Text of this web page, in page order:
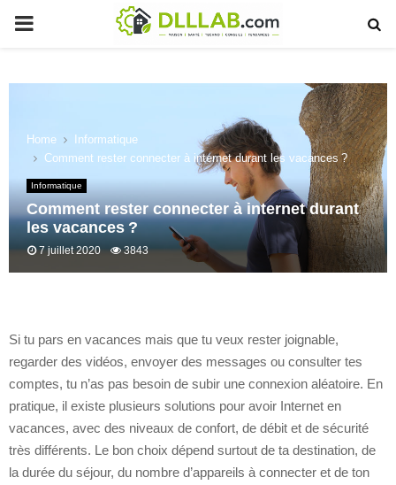
PRIMARY
Home
Informatique
Comment rester connecter à internet durant les vacances ?
Informatique
Comment rester connecter à internet durant
les vacances ?
7 juillet 2020 3843
Si tu pars en vacances mais que tu veux rester joignable,
regarder des vidéos, envoyer des messages ou consulter tes
comptes, tu n’as pas besoin de subir une connexion aléatoire. En
pratique, il existe plusieurs solutions pour avoir Internet en
vacances, avec des niveaux de confort, de débit et de sécurité
très différents. Le bon choix dépend surtout de ta destination, de
la durée du séjour, du nombre d’appareils à connecter et de ton